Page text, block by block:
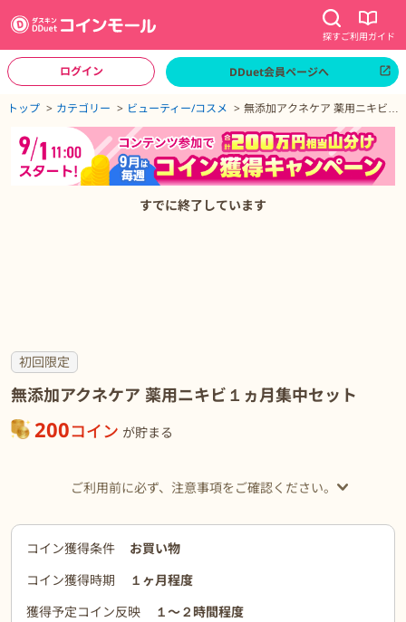
探すご利用ガイド
ログイン DDuet会員ページへ
トップ カテゴリー ビューティー/コスメ
無添加アクネケア 薬用ニキビ１
無添加アクネケア 薬用ニキビ１ヵ月集中セットの詳細
すでに終了しています
初回限定
無添加アクネケア 薬用ニキビ１ヵ月集中セット
200コイン が貯まる
ご利用前に必ず、注意事項をご確認ください。
コイン獲得条件
お買い物
コイン獲得時期
１ヶ月程度
獲得予定コイン反映
１〜２時間程度
ジトップへ